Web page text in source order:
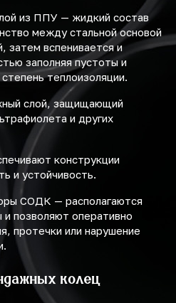
из ППУ — жидкий состав
между стальной основой
затем вспенивается и
заполняя пустоты и
теплоизоляции.
слой, защищающий
и других
конструкции
и устойчивость.
СОДК — располагаются
позволяют оперативно
протечки или нарушение
колец